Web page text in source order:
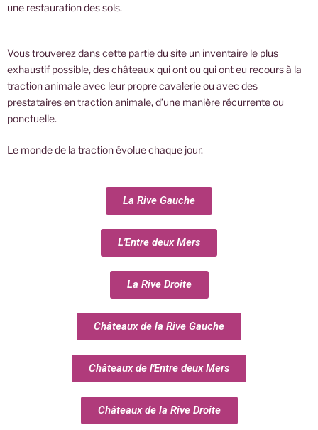
une restauration des sols.
Vous trouverez dans cette partie du site un inventaire le plus
exhaustif possible, des châteaux qui ont ou qui ont eu recours à la
traction animale avec leur propre cavalerie ou avec des
prestataires en traction animale, d’une manière récurrente ou
ponctuelle.
Le monde de la traction évolue chaque jour.
La Rive Gauche
L'Entre deux Mers
La Rive Droite
Châteaux de la Rive Gauche
Châteaux de l'Entre deux Mers
Châteaux de la Rive Droite